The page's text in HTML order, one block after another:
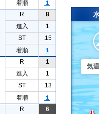
着順
１
R
8
進入
1
ST
.15
着順
１
R
1
進入
1
ST
.13
着順
１
R
6
気温